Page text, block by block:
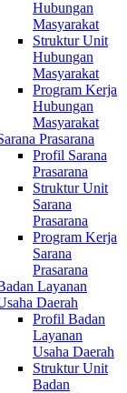
Hubungan
Masyarakat
Struktur Unit
Hubungan
Masyarakat
Program Kerja
Hubungan
Masyarakat
Prasarana
Profil Sarana
Prasarana
Struktur Unit
Sarana
Prasarana
Program Kerja
Sarana
Prasarana
Layanan
Daerah
Profil Badan
Layanan
Usaha Daerah
Struktur Unit
Badan